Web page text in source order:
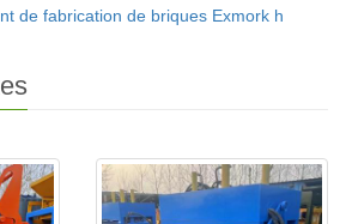
de fabrication de briques Exmork h